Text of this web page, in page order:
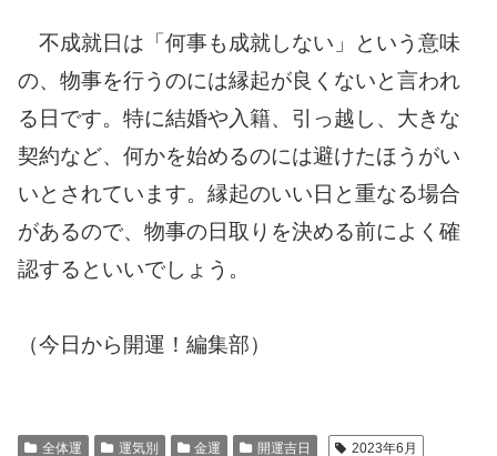
不成就日は「何事も成就しない」という意味
の、物事を行うのには縁起が良くないと言われ
る日です。特に結婚や入籍、引っ越し、大きな
契約など、何かを始めるのには避けたほうがい
いとされています。縁起のいい日と重なる場合
があるので、物事の日取りを決める前によく確
認するといいでしょう。
（今日から開運！編集部）
全体運 運気別 金運 開運吉日 2023年6月